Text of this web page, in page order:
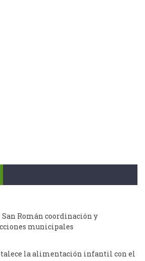
San Román coordinación y
municipales
la alimentación infantil con el